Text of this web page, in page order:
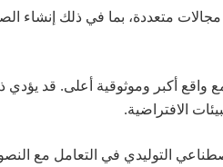
متعددة، بما في ذلك إنشاء
محتوى مع واقع أكبر وموثوقية أعلى. قد
الافتراضية.
التوليدي في التعامل مع